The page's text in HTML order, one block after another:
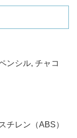
ンシル, チャコ
チレン（ABS）